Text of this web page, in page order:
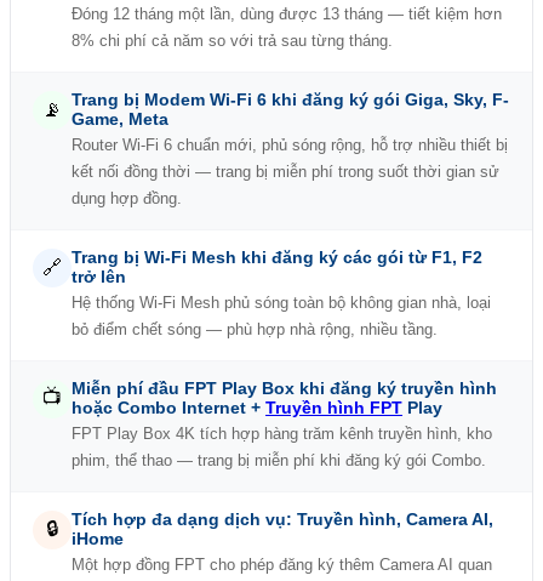
Đóng 12 tháng một lần, dùng được 13 tháng — tiết kiệm hơn
8% chi phí cả năm so với trả sau từng tháng.
📡
Trang bị Modem Wi-Fi 6 khi đăng ký gói Giga, Sky, F-
Game, Meta
Router Wi-Fi 6 chuẩn mới, phủ sóng rộng, hỗ trợ nhiều thiết bị
kết nối đồng thời — trang bị miễn phí trong suốt thời gian sử
dụng hợp đồng.
🔗 Trang bị Wi-Fi Mesh khi đăng ký các gói từ F1, F2
trở lên
Hệ thống Wi-Fi Mesh phủ sóng toàn bộ không gian nhà, loại
bỏ điểm chết sóng — phù hợp nhà rộng, nhiều tầng.
📺
Miễn phí đầu FPT Play Box khi đăng ký truyền hình
hoặc Combo Internet + Truyền hình FPT Play
FPT Play Box 4K tích hợp hàng trăm kênh truyền hình, kho
phim, thể thao — trang bị miễn phí khi đăng ký gói Combo.
🔒
Tích hợp đa dạng dịch vụ: Truyền hình, Camera AI,
iHome
Một hợp đồng FPT cho phép đăng ký thêm Camera AI quan